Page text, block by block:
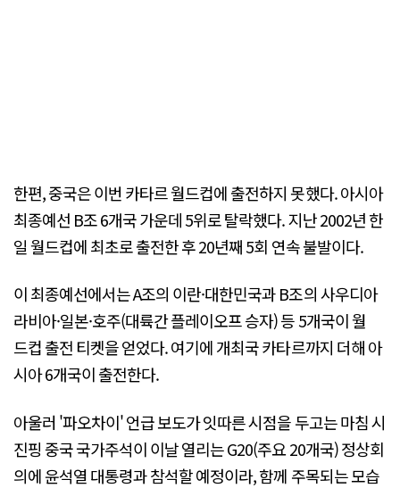
한편, 중국은 이번 카타르 월드컵에 출전하지 못했다. 아시아
최종예선 B조 6개국 가운데 5위로 탈락했다. 지난 2002년 한
일 월드컵에 최초로 출전한 후 20년째 5회 연속 불발이다.
이 최종예선에서는 A조의 이란·대한민국과 B조의 사우디아
라비아·일본·호주(대륙간 플레이오프 승자) 등 5개국이 월
드컵 출전 티켓을 얻었다. 여기에 개최국 카타르까지 더해 아
시아 6개국이 출전한다.
아울러 '파오차이' 언급 보도가 잇따른 시점을 두고는 마침 시
진핑 중국 국가주석이 이날 열리는 G20(주요 20개국) 정상회
의에 윤석열 대통령과 참석할 예정이라, 함께 주목되는 모습